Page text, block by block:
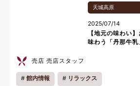
天城高原
2025/07/14
【地元の味わい
味わう「丹那牛乳
売店 売店スタッフ
館内情報 リラックス